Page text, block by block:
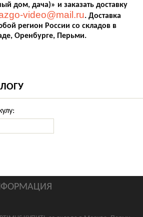
дом, дача)» и заказать доставку
video@mail.ru. Доставка
регион России со складов в
Оренбурге, Перьми.